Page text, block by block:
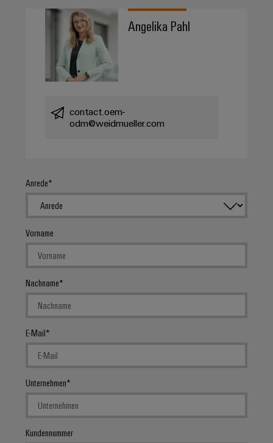
Angelika Pahl
contact.oem-
odm@weidmueller.com
Anrede
Vorname
Nachname
E-Mail
Unternehmen
Kundennummer